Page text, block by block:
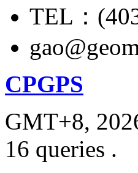
TEL：
CPGPS
GMT+8,
16 queries .